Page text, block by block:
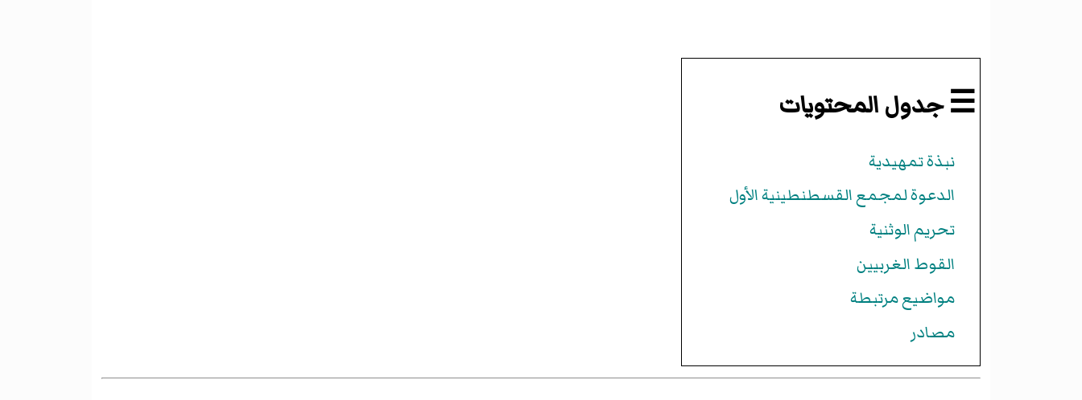
☰ جدول المحتويات
نبذة تمهيدية
الدعوة لمجمع القسطنطينية الأول
تحريم الوثنية
القوط الغربيين
مواضيع مرتبطة
مصادر